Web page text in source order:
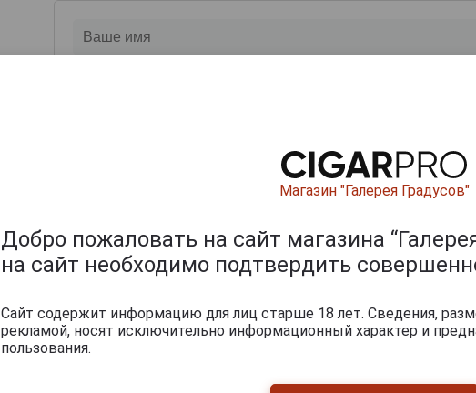
Магазин "Галерея Градусов"
Добро пожаловать на сайт магазина
на сайт необходимо подтвердить
Сайт содержит информацию для лиц старше 18 лет. Сведения,
рекламой, носят исключительно информационный характер и
пользования.